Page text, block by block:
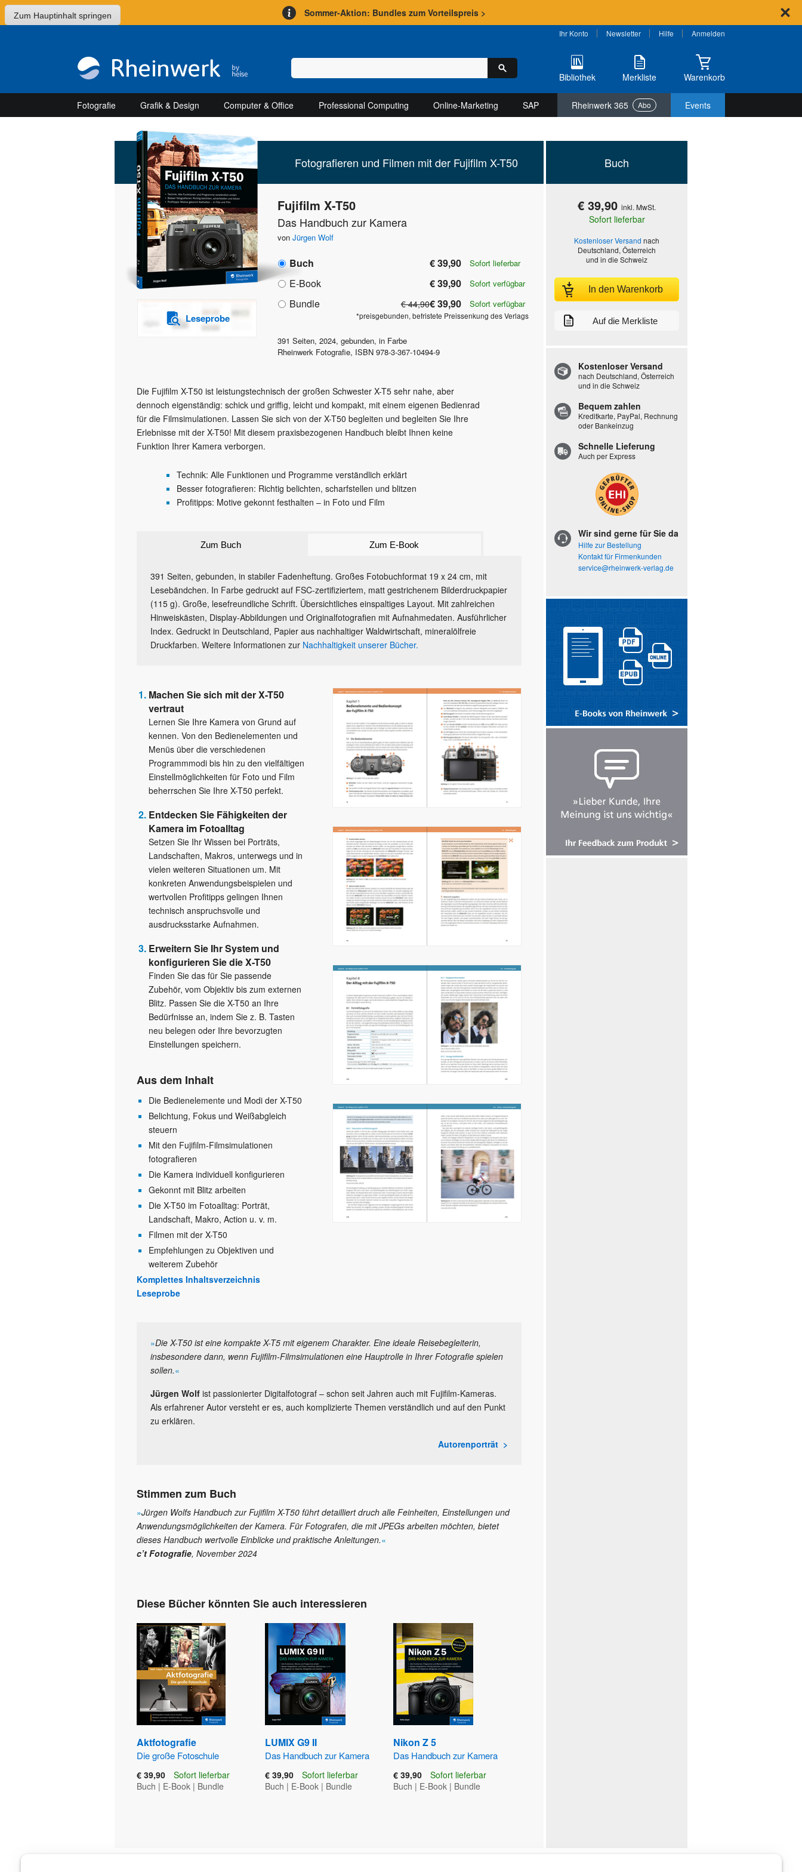
Zum Hauptinhalt springen Sommer-Aktion: Bundles zum Vorteilspreis >
Ihr Konto Newsletter Hilfe Anmelden
Bibliothek Merkliste Warenkorb
Fotografie Grafik & Design Computer & Office Professional Computing Online-Marketing SAP Rheinwerk 365 Abo Events
Fotografieren und Filmen mit der Fujifilm X-T50
Leseprobe
Fujifilm X-T50
Das Handbuch zur Kamera
von Jürgen Wolf
Buch € 39,90 Sofort lieferbar
E-Book € 39,90 Sofort verfügbar
Bundle € 44,90€ 39,90
*preisgebunden, befristete Preissenkung des Verlags
Sofort verfügbar
391 Seiten, 2024, gebunden, in Farbe
Rheinwerk Fotografie, ISBN 978-3-367-10494-9
Die Fujifilm X-T50 ist leistungstechnisch der großen Schwester X-T5 sehr nahe, aber
dennoch eigenständig: schick und griffig, leicht und kompakt, mit einem eigenen Bedienrad
für die Filmsimulationen. Lassen Sie sich von der X-T50 begleiten und begleiten Sie Ihre
Erlebnisse mit der X-T50! Mit diesem praxisbezogenen Handbuch bleibt Ihnen keine
Funktion Ihrer Kamera verborgen.
Technik: Alle Funktionen und Programme verständlich erklärt
Besser fotografieren: Richtig belichten, scharfstellen und blitzen
Profitipps: Motive gekonnt festhalten – in Foto und Film
Zum Buch Zum E-Book
391 Seiten, gebunden, in stabiler Fadenheftung. Großes Fotobuchformat 19 x 24 cm, mit
Lesebändchen. In Farbe gedruckt auf FSC-zertifiziertem, matt gestrichenem Bilderdruckpapier
(115 g). Große, lesefreundliche Schrift. Übersichtliches einspaltiges Layout. Mit zahlreichen
Hinweiskästen, Display-Abbildungen und Originalfotografien mit Aufnahmedaten. Ausführlicher
Index. Gedruckt in Deutschland, Papier aus nachhaltiger Waldwirtschaft, mineralölfreie
Druckfarben. Weitere Informationen zur Nachhaltigkeit unserer Bücher.
Machen Sie sich mit der X-T50
vertraut
Lernen Sie Ihre Kamera von Grund auf
kennen. Von den Bedienelementen und
Menüs über die verschiedenen
Programmmodi bis hin zu den vielfältigen
Einstellmöglichkeiten für Foto und Film
beherrschen Sie Ihre X-T50 perfekt.
Entdecken Sie Fähigkeiten der
Kamera im Fotoalltag
Setzen Sie Ihr Wissen bei Porträts,
Landschaften, Makros, unterwegs und in
vielen weiteren Situationen um. Mit
konkreten Anwendungsbeispielen und
wertvollen Profitipps gelingen Ihnen
technisch anspruchsvolle und
ausdrucksstarke Aufnahmen.
Erweitern Sie Ihr System und
konfigurieren Sie die X-T50
Finden Sie das für Sie passende
Zubehör, vom Objektiv bis zum externen
Blitz. Passen Sie die X-T50 an Ihre
Bedürfnisse an, indem Sie z. B. Tasten
neu belegen oder Ihre bevorzugten
Einstellungen speichern.
Aus dem Inhalt
Die Bedienelemente und Modi der X-T50
Belichtung, Fokus und Weißabgleich
steuern
Mit den Fujifilm-Filmsimulationen
fotografieren
Die Kamera individuell konfigurieren
Gekonnt mit Blitz arbeiten
Die X-T50 im Fotoalltag: Porträt,
Landschaft, Makro, Action u. v. m.
Filmen mit der X-T50
Empfehlungen zu Objektiven und
weiterem Zubehör
Komplettes Inhaltsverzeichnis
Leseprobe
»Die X-T50 ist eine kompakte X-T5 mit eigenem Charakter. Eine ideale Reisebegleiterin,
insbesondere dann, wenn Fujifilm-Filmsimulationen eine Hauptrolle in Ihrer Fotografie spielen
sollen.«
Jürgen Wolf ist passionierter Digitalfotograf – schon seit Jahren auch mit Fujifilm-Kameras.
Als erfahrener Autor versteht er es, auch komplizierte Themen verständlich und auf den Punkt
zu erklären.
Autorenporträt
Stimmen zum Buch
»Jürgen Wolfs Handbuch zur Fujifilm X-T50 führt detailliert druch alle Feinheiten, Einstellungen und
Anwendungsmöglichkeiten der Kamera. Für Fotografen, die mit JPEGs arbeiten möchten, bietet
dieses Handbuch wertvolle Einblicke und praktische Anleitungen.«
c’t Fotografie, November 2024
Diese Bücher könnten Sie auch interessieren
Aktfotografie
Die große Fotoschule
€ 39,90
Sofort lieferbar
Buch | E-Book | Bundle
LUMIX G9 II
Das Handbuch zur Kamera
€ 39,90
Sofort lieferbar
Buch | E-Book| Bundle
Nikon Z 5
Das Handbuch zur Kamera
€ 39,90
Sofort lieferbar
Buch | E-Book| Bundle
Buch
€ 39,90 inkl. MwSt.
Sofort lieferbar
Kostenloser Versand nach
Deutschland, Österreich
und in die Schweiz
In den Warenkorb
Auf die Merkliste
Kostenloser Versand
nach Deutschland, Österreich
und in die Schweiz
Bequem zahlen
Kreditkarte, PayPal, Rechnung
oder Bankeinzug
Schnelle Lieferung
Auch per Express
Wir sind gerne für Sie da
Hilfe zur Bestellung
Kontakt für Firmenkunden
service@rheinwerk-verlag.de